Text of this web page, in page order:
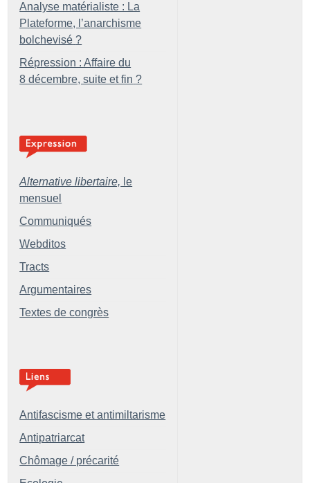
Analyse matérialiste : La
Plateforme, l’anarchisme
bolchevisé ?
Répression : Affaire du
8 décembre, suite et fin ?
Alternative libertaire, le
mensuel
Communiqués
Webditos
Tracts
Argumentaires
Textes de congrès
Antifascisme et antimiltarisme
Antipatriarcat
Chômage / précarité